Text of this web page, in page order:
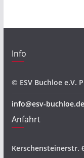
Info
© ESV Buchloe e.V.
info@esv-buchloe.de
Anfahrt
Kerschensteinerstr.